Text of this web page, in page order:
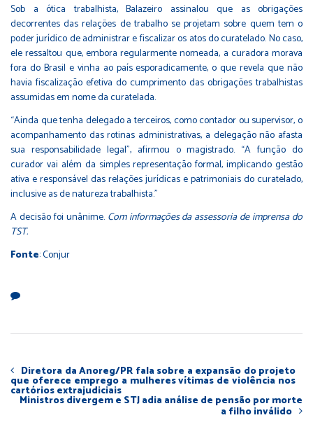
Sob a ótica trabalhista, Balazeiro assinalou que as obrigações
decorrentes das relações de trabalho se projetam sobre quem tem o
poder jurídico de administrar e fiscalizar os atos do curatelado. No caso,
ele ressaltou que, embora regularmente nomeada, a curadora morava
fora do Brasil e vinha ao país esporadicamente, o que revela que não
havia fiscalização efetiva do cumprimento das obrigações trabalhistas
assumidas em nome da curatelada.
“Ainda que tenha delegado a terceiros, como contador ou supervisor, o
acompanhamento das rotinas administrativas, a delegação não afasta
sua responsabilidade legal”, afirmou o magistrado. “A função do
curador vai além da simples representação formal, implicando gestão
ativa e responsável das relações jurídicas e patrimoniais do curatelado,
inclusive as de natureza trabalhista.”
A decisão foi unânime. Com informações da assessoria de imprensa do
TST.
Fonte: Conjur
Diretora da Anoreg/PR fala sobre a expansão do projeto
que oferece emprego a mulheres vítimas de violência nos
cartórios extrajudiciais
Ministros divergem e STJ adia análise de pensão por morte
a filho inválido